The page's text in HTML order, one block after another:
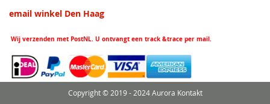
email winkel Den Haag
Wij verzenden met PostNL. U ontvangt een track &trace per mail.
Copyright © 2019 - 2024 Aurora Kontakt